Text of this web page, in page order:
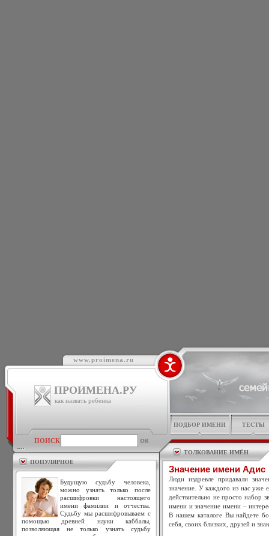
www.proimena.ru
ПРОИМЕНА.РУ
как назвать ребенка
ПОИСК
ПОПУЛЯРНОЕ
Будущую судьбу человека,
можно узнать только после
расшифровки настоящего
имени фамилии и отчества.
Судьбу мы расшифровываем с
помощью древней науки каббалы,
позволяющая не только узнать судьбу
ПОДБОР ИМЕНИ ТЕСТЫ
ТОЛКОВАНИЕ ИМЁН
Значение имени Адис
Люди издревле придавали
значение. У каждого из нас уже
действительно не просто набор
имени и значение имени –
В нашем каталоге Вы найдете
себя, своих близких, друзей и